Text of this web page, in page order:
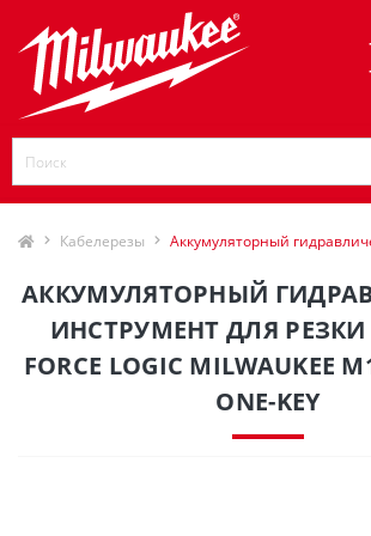
Кабелерезы Аккумуляторный
АККУМУЛЯТОРНЫЙ
ИНСТРУМЕНТ ДЛЯ РЕЗКИ
FORCE LOGIC MILWAUKEE
ONE-KEY